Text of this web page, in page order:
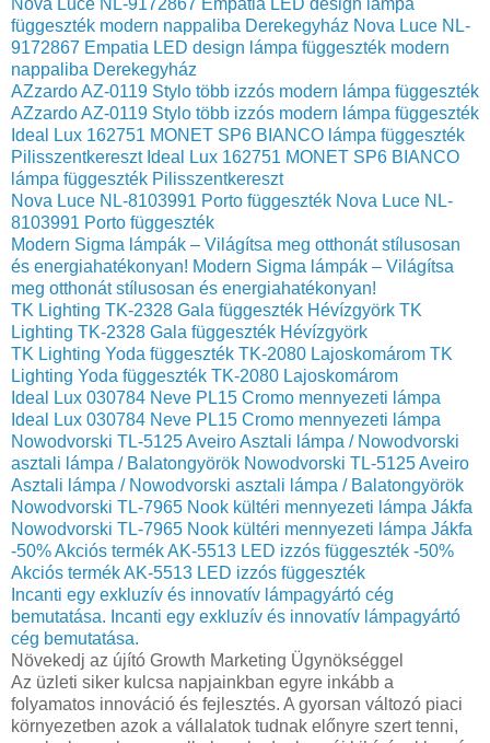
függeszték modern nappaliba Derekegyház Nova Luce NL-
9172867 Empatia LED design lámpa függeszték modern
nappaliba Derekegyház
AZzardo AZ-0119 Stylo több izzós modern lámpa függeszték
AZzardo AZ-0119 Stylo több izzós modern lámpa függeszték
Ideal Lux 162751 MONET SP6 BIANCO lámpa függeszték
Pilisszentkereszt Ideal Lux 162751 MONET SP6 BIANCO
lámpa függeszték Pilisszentkereszt
Nova Luce NL-8103991 Porto függeszték Nova Luce NL-
8103991 Porto függeszték
Modern Sigma lámpák – Világítsa meg otthonát stílusosan
és energiahatékonyan! Modern Sigma lámpák – Világítsa
meg otthonát stílusosan és energiahatékonyan!
TK Lighting TK-2328 Gala függeszték Hévízgyörk TK
Lighting TK-2328 Gala függeszték Hévízgyörk
TK Lighting Yoda függeszték TK-2080 Lajoskomárom TK
Lighting Yoda függeszték TK-2080 Lajoskomárom
Ideal Lux 030784 Neve PL15 Cromo mennyezeti lámpa
Ideal Lux 030784 Neve PL15 Cromo mennyezeti lámpa
Nowodvorski TL-5125 Aveiro Asztali lámpa / Nowodvorski
asztali lámpa / Balatongyörök Nowodvorski TL-5125 Aveiro
Asztali lámpa / Nowodvorski asztali lámpa / Balatongyörök
Nowodvorski TL-7965 Nook kültéri mennyezeti lámpa Jákfa
Nowodvorski TL-7965 Nook kültéri mennyezeti lámpa Jákfa
-50% Akciós termék AK-5513 LED izzós függeszték -50%
Akciós termék AK-5513 LED izzós függeszték
Incanti egy exkluzív és innovatív lámpagyártó cég
bemutatása. Incanti egy exkluzív és innovatív lámpagyártó
cég bemutatása.
Növekedj az újító Growth Marketing Ügynökséggel
Az üzleti siker kulcsa napjainkban egyre inkább a
folyamatos innováció és fejlesztés. A gyorsan változó piaci
környezetben azok a vállalatok tudnak előnyre szert tenni,